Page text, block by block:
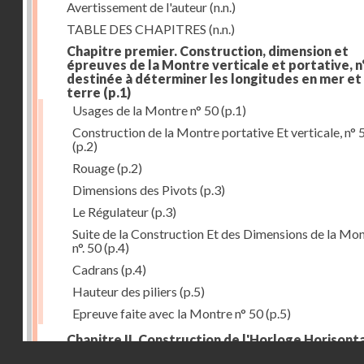
Avertissement de l'auteur(n.n.)
TABLE DES CHAPITRES (n.n.)
Chapitre premier. Construction, dimension et
épreuves de la Montre verticale et portative,
destinée à déterminer les longitudes en mer et
terre (p.1)
Usages de la Montre n° 50(p.1)
Construction de la Montre portative Et verticale, n°
(p.2)
Rouage(p.2)
Dimensions des Pivots (p.3)
Le Régulateur(p.3)
Suite de la Construction Et des Dimensions de la
n°. 50(p.4)
Cadrans (p.4)
Hauteur des piliers (p.5)
Epreuve faite avec la Montre n° 50(p.5)
Chapitre II. Construction de l'Horloge